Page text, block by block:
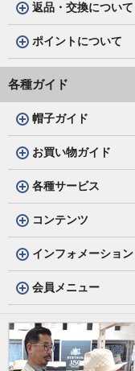
返品・交換について
ポイントについて
各種ガイド
帽子ガイド
お買い物ガイド
各種サービス
コンテンツ
インフォメーション
会員メニュー